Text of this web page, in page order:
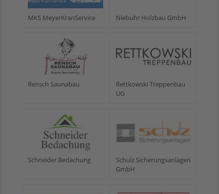
MKS MeyerKranService Niebuhr Holzbau GmbH
Rensch Saunabau
Rettkowski Treppenbau
UG
Schneider Bedachung
Schulz Sicherungsanlagen
GmbH